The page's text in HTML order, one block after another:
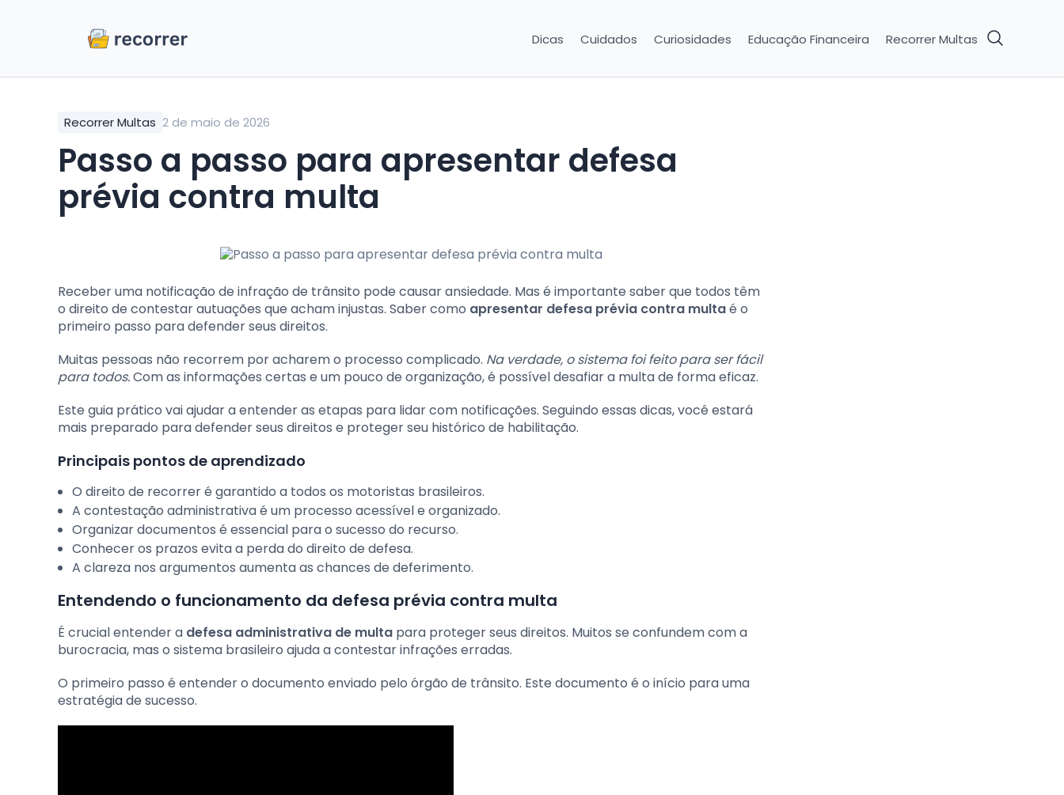
Dicas Cuidados Curiosidades Educação Financeira Recorrer Multas
Recorrer Multas 2 de maio de 2026
Passo a passo para apresentar defesa
prévia contra multa
Receber uma notificação de infração de trânsito pode causar ansiedade. Mas é importante saber que todos têm
o direito de contestar autuações que acham injustas. Saber como apresentar defesa prévia contra multaé o
primeiro passo para defender seus direitos.
Muitas pessoas não recorrem por acharem o processo complicado. Na verdade, o sistema foi feito para ser fácil
para todos.Com as informações certas e um pouco de organização, é possível desafiar a multa de forma eficaz.
Este guia prático vai ajudar a entender as etapas para lidar com notificações. Seguindo essas dicas, você estará
mais preparado para defender seus direitos e proteger seu histórico de habilitação.
Principais pontos de aprendizado
O direito de recorrer é garantido a todos os motoristas brasileiros.
A contestação administrativa é um processo acessível e organizado.
Organizar documentos é essencial para o sucesso do recurso.
Conhecer os prazos evita a perda do direito de defesa.
A clareza nos argumentos aumenta as chances de deferimento.
Entendendo o funcionamento da defesa prévia contra multa
É crucial entender a defesa administrativa de multa para proteger seus direitos. Muitos se confundem com a
burocracia, mas o sistema brasileiro ajuda a contestar infrações erradas.
O primeiro passo é entender o documento enviado pelo órgão de trânsito. Este documento é o início para uma
estratégia de sucesso.